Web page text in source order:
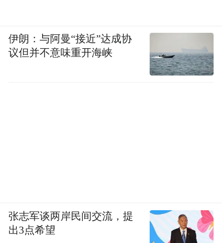
伊朗：与阿曼“接近”达成协
议但并不意味重开海峡
张志军谈两岸民间交流，提
出3点希望